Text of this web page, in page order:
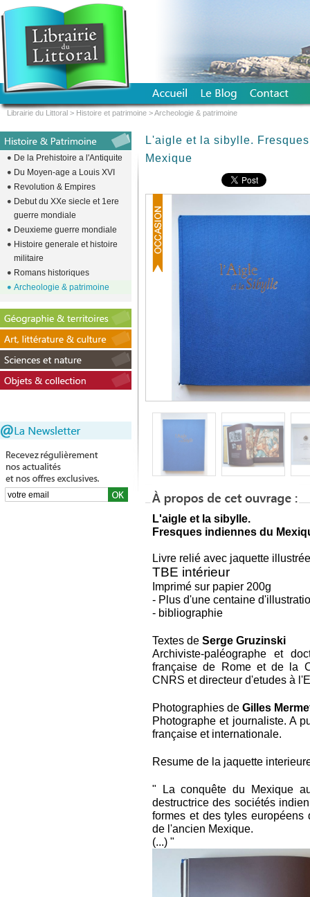
L'aigle et la sibylle.
Mexique
L'aigle et la sibylle.
Fresques indiennes du
Livre relié avec jaquette
TBE intérieur
Imprimé sur papier 200g
- Plus d'une centaine
- bibliographie
Textes de Serge Gruzinski
Archiviste-paléographe et
française de Rome et de la
CNRS et directeur d'etudes à
Photographies de Gilles
Photographe et journaliste. A
française et internationale.
Resume de la jaquette
" La conquête du Mexique
destructrice des sociétés
formes et des tyles
de l'ancien Mexique.
(...) "
De la Prehistoire a l'Antiquite
Du Moyen-age a Louis XVI
Revolution & Empires
Debut du XXe siecle et 1ere
guerre mondiale
Deuxieme guerre mondiale
Histoire generale et histoire
militaire
Romans historiques
Archeologie & patrimoine
Librairie du Littoral > Histoire et patrimoine >Archeologie & patrimoine